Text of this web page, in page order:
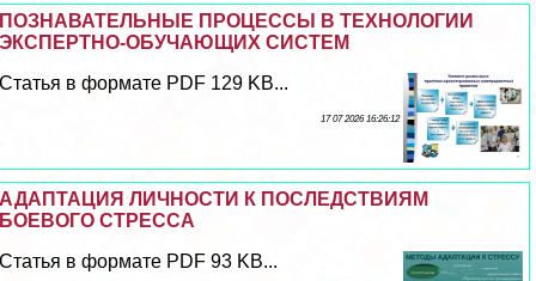
ПОЗНАВАТЕЛЬНЫЕ ПРОЦЕССЫ В ТЕХНОЛОГИИ
ЭКСПЕРТНО-ОБУЧАЮЩИХ СИСТЕМ
Статья в формате PDF 129 KB...
17 07 2026 16:26:12
АДАПТАЦИЯ ЛИЧНОСТИ К ПОСЛЕДСТВИЯМ
БОЕВОГО СТРЕССА
Статья в формате PDF 93 KB...